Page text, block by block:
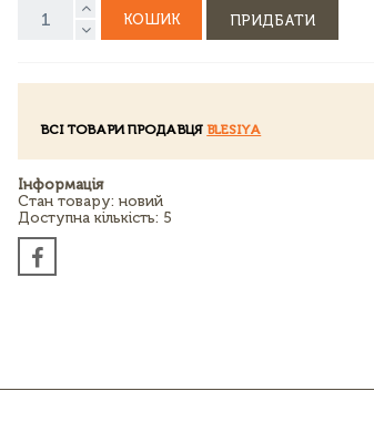
КОШИК ПРИДБАТИ
ВСІ ТОВАРИ ПРОДАВЦЯBLESIYA
Інформація
Стан товару: новий
Доступна кількість: 5